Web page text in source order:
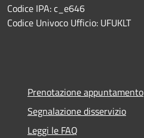
Codice IPA: c_e646
Codice Univoco Ufficio: UFUKLT
Prenotazione appuntamento
Segnalazione disservizio
Leggi le FAQ